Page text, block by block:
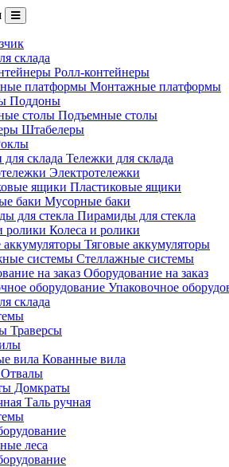
склада
Ролл-контейнеры
Монтажные платформы
Поддоны
Подъемные столы
Штабелеры
Тележки для склада
Электротележки
Пластиковые ящики
Мусорные баки
Пирамиды для стекла
Колеса и ролики
Тяговые аккумуляторы
Стеллажные системы
Оборудование на заказ
Упаковочное
склада
Траверсы
Кованные вила
Отвалы
Домкраты
Таль ручная
леса